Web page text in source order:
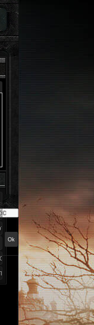
за июнь 2020
работе